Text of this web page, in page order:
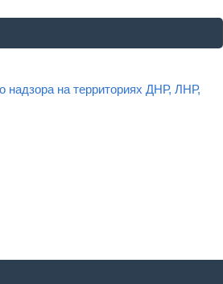
надзора на территориях ДНР, ЛНР,